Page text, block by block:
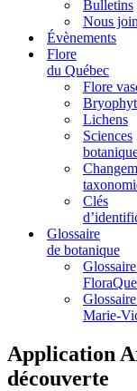
Bulletins
Nous
Évènements
Flore
du Québec
Flore
Lichens
Sciences
Clés
Glossaire
de botanique
Marie-
Application
découverte